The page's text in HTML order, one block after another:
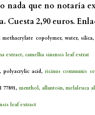
nada que no notaría
Cuesta 2,90 euros.
copolymer, water, silica,
extract, camellia sinensis leaf extrat
, polyacrylic acid, ricinus communis
menthol, allantoin, melaleuca
leaf extract